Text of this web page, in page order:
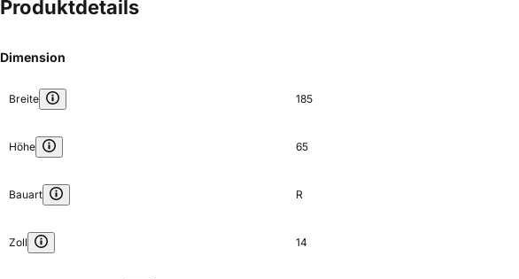
Produktdetails
Dimension
Breite 185
Höhe 65
Bauart R
Zoll 14